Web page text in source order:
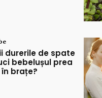
durerile de spate
bebelușul prea
brațe?